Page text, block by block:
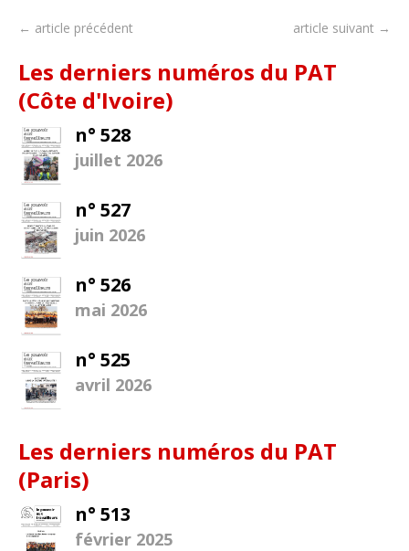
← article précédent article suivant →
Les derniers numéros du PAT
(Côte d'Ivoire)
n° 528
juillet 2026
n° 527
juin 2026
n° 526
mai 2026
n° 525
avril 2026
Les derniers numéros du PAT
(Paris)
n° 513
février 2025